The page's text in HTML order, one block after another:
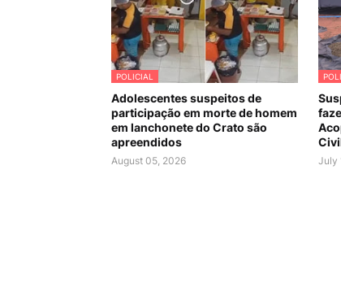
POLICIAL
Adolescentes suspeitos de
participação em morte de homem
em lanchonete do Crato são
apreendidos
August 05, 2026 July